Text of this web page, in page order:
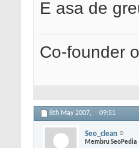
E asa de
Co-founder
8th May 2007, 09:51
Seo_clean
Membru SeoPedia